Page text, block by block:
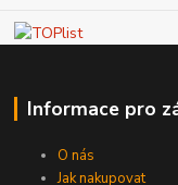
Informace pro
O nás
Jak nakupovat